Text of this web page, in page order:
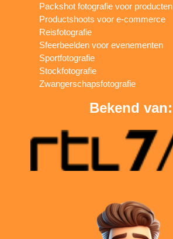
Packshot fotografie voor producten
Productshoots voor e-commerce
Reisfotografie
Sfeerbeelden voor evenementen
Sportfotografie
Stockfotografie
Zwangerschapsfotografie
Bekend van: